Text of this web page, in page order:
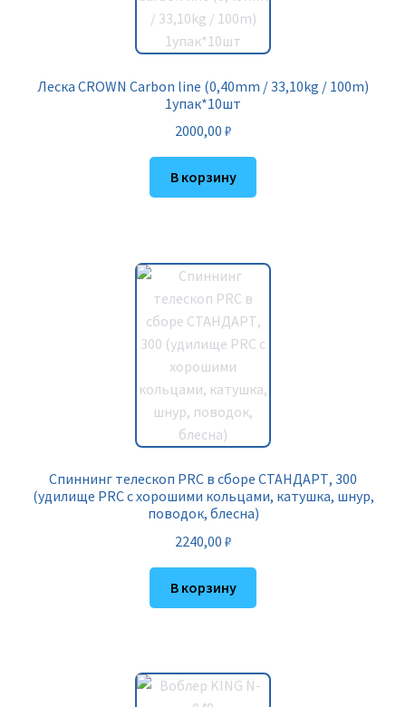
Леска CROWN Carbon line (0,40mm / 33,10kg / 100m)
1упак*10шт
2000,00 ₽
В корзину
Спиннинг телескоп PRC в сборе СТАНДАРТ, 300
(удилище PRC с хорошими кольцами, катушка, шнур,
поводок, блесна)
2240,00 ₽
В корзину